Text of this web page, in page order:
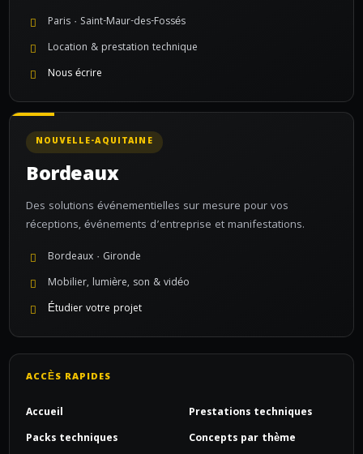
Paris · Saint-Maur-des-Fossés
Location & prestation technique
Nous écrire
NOUVELLE-AQUITAINE
Bordeaux
Des solutions événementielles sur mesure pour vos
réceptions, événements d’entreprise et manifestations.
Bordeaux · Gironde
Mobilier, lumière, son & vidéo
Étudier votre projet
ACCÈS RAPIDES
Accueil
Prestations techniques
Packs techniques
Concepts par thème